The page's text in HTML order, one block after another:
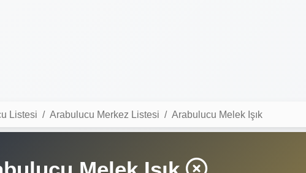
Listesi Arabulucu Merkez Listesi Arabulucu Melek Işık